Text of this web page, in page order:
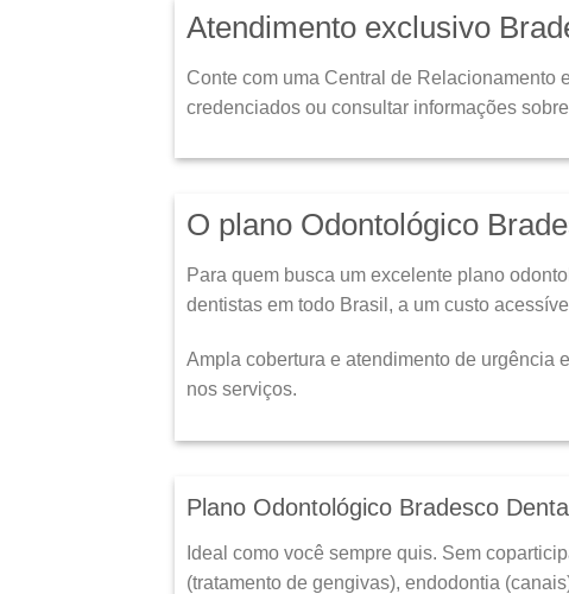
Atendimento exclusivo
Conte com uma Central de Relacionamento
credenciados ou consultar informações
O plano Odontológico
Para quem busca um excelente plano
dentistas em todo Brasil, a um custo
Ampla cobertura e atendimento de urgência
nos serviços.
Plano Odontológico Bradesco
Ideal como você sempre quis. Sem
(tratamento de gengivas), endodontia